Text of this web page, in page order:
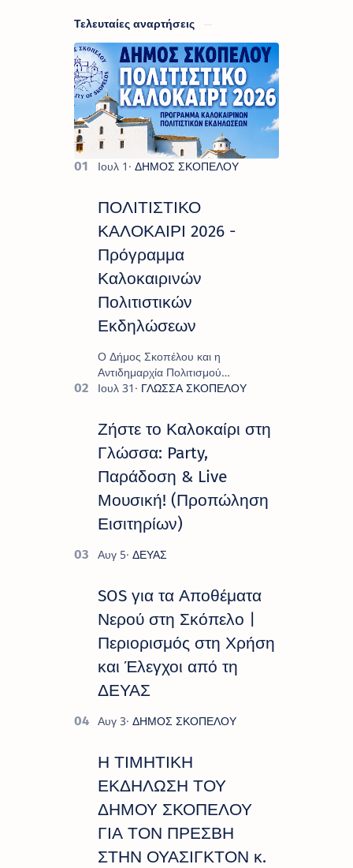
Τελευταίες αναρτήσεις
ΠΟΛΙΤΙΣΤΙΚΟ
ΚΑΛΟΚΑΙΡΙ 2026 -
Πρόγραμμα
Καλοκαιρινών
Πολιτιστικών
Εκδηλώσεων
Ο Δήμος Σκοπέλου και η
Αντιδημαρχία Πολιτισμού
παρουσιάζουν το πρόγραμμα «
πρόγραμμα εκδ…
Ζήστε το Καλοκαίρι στη
Γλώσσα: Party,
Παράδοση & Live
Μουσική! (Προπώληση
Εισιτηρίων)
SOS για τα Αποθέματα
Νερού στη Σκόπελο |
Περιορισμός στη Χρήση
και Έλεγχοι από τη
ΔΕΥΑΣ
Η ΤΙΜΗΤΙΚΗ
ΕΚΔΗΛΩΣΗ ΤΟΥ
ΔΗΜΟΥ ΣΚΟΠΕΛΟΥ
ΓΙΑ ΤΟΝ ΠΡΕΣΒΗ
ΣΤΗΝ ΟΥΑΣΙΓΚΤΟΝ κ.